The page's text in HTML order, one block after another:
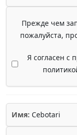
Прежде чем
пожалуйста,
Я согласен с
Имя: Cebotari